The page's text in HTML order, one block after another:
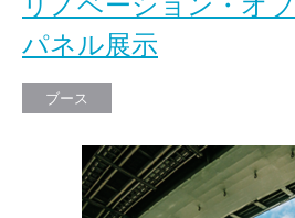
パネル展示
ブース